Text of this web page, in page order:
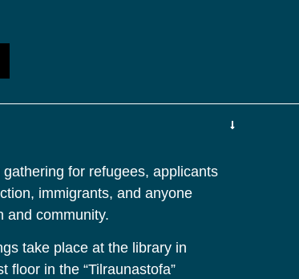
for refugees, applicants
immigrants, and anyone
and community.
take place at the library in
floor in the “Tilraunastofa”